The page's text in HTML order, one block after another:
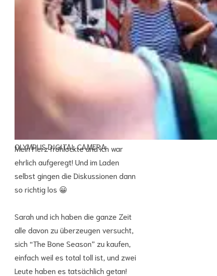
OLYMPUS DIGITAL CAMERA
Mein Herz frohlockte und ich war
ehrlich aufgeregt! Und im Laden
selbst gingen die Diskussionen dann
so richtig los 😀
Sarah und ich haben die ganze Zeit
alle davon zu überzeugen versucht,
sich “The Bone Season” zu kaufen,
einfach weil es total toll ist, und zwei
Leute haben es tatsächlich getan!